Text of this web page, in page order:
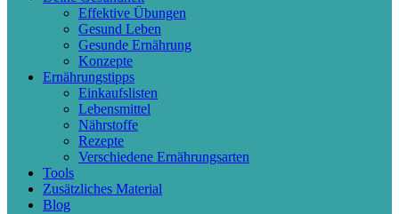
Effektive Übungen
Gesund Leben
Gesunde Ernährung
Konzepte
Ernährungstipps
Einkaufslisten
Lebensmittel
Nährstoffe
Rezepte
Verschiedene Ernährungsarten
Tools
Zusätzliches Material
Blog